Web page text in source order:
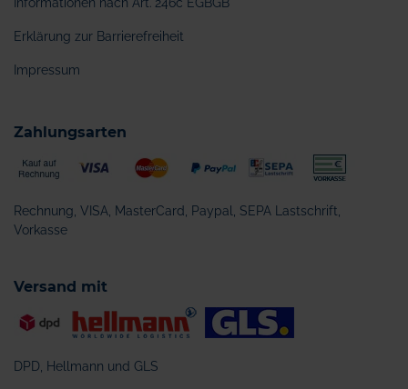
Erklärung zur Barrierefreiheit
Impressum
Zahlungsarten
Rechnung, VISA, MasterCard, Paypal, SEPA Lastschrift,
Vorkasse
Versand mit
DPD, Hellmann und GLS